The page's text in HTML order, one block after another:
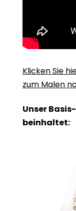
Klicken Sie
zum Malen
Unser
beinhaltet: